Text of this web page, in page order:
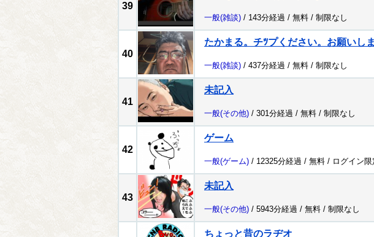
39
一般(雑談) / 143分経過 / 無料 / 制限なし
40
たかまる。チﾂプください。お願いし
一般(雑談) / 437分経過 / 無料 / 制限なし
41
未記入
一般(その他) / 301分経過 / 無料 / 制限なし
42
ゲーム
一般(ゲーム) / 12325分経過 / 無料 / ログイン限
43
未記入
一般(その他) / 5943分経過 / 無料 / 制限なし
ちょっと昔のラヂオ